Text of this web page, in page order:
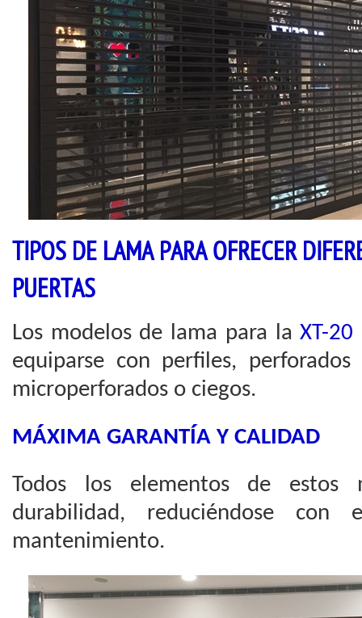
TIPOS DE LAMA PARA OFRECER
PUERTAS
Los modelos de lama para la XT-20
equiparse con perfiles,
microperforados o ciegos.
MÁXIMA GARANTÍA Y CALIDAD
Todos los elementos de estos
durabilidad, reduciéndose
mantenimiento.